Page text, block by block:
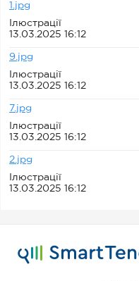
1.jpg
Ілюстрації
13.03.2025 16:12
9.jpg
Ілюстрації
13.03.2025 16:12
7.jpg
Ілюстрації
13.03.2025 16:12
2.jpg
Ілюстрації
13.03.2025 16:12